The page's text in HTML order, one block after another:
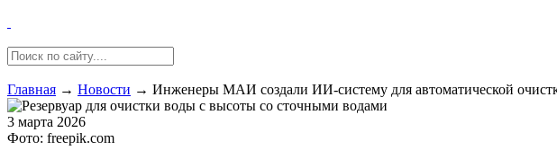
Главная → Новости → Инженеры МАИ создали ИИ-систему для автоматической
3 марта 2026
Фото: freepik.com